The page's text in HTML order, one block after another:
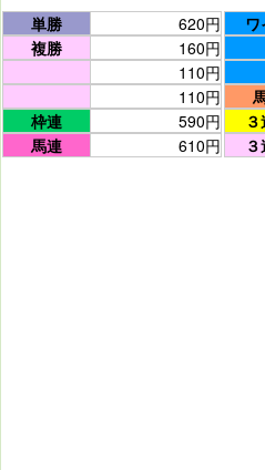
単勝
620円
複勝
160円
110円
110円
枠連
590円
馬連
610円
ワ